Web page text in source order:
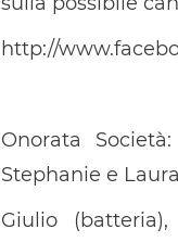
http://
Onorata
Stephanie e
Giulio